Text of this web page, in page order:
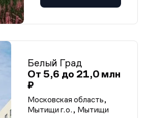
Белый Град
От 5,6 до 21,0 млн
₽
Московская область,
Мытищи г.о., Мытищи